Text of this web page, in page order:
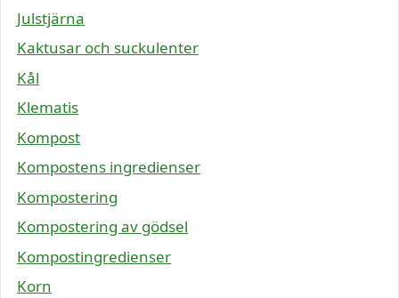
Julstjärna
Kaktusar och suckulenter
Kål
Klematis
Kompost
Kompostens ingredienser
Kompostering
Kompostering av gödsel
Kompostingredienser
Korn